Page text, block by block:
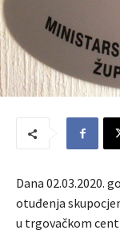
Dana 02.03.2020.
otuđenja
u trgovačkom